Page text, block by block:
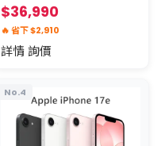
$36,990
🔥 省下 $2,910
詳情 詢價
No.4